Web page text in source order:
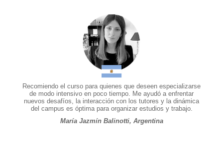
Recomiendo el curso para quienes que deseen especializarse
de modo intensivo en poco tiempo. Me ayudó a enfrentar
nuevos desafíos, la interacción con los tutores y la dinámica
del campus es óptima para organizar estudios y trabajo.
María Jazmín Balinotti, Argentina